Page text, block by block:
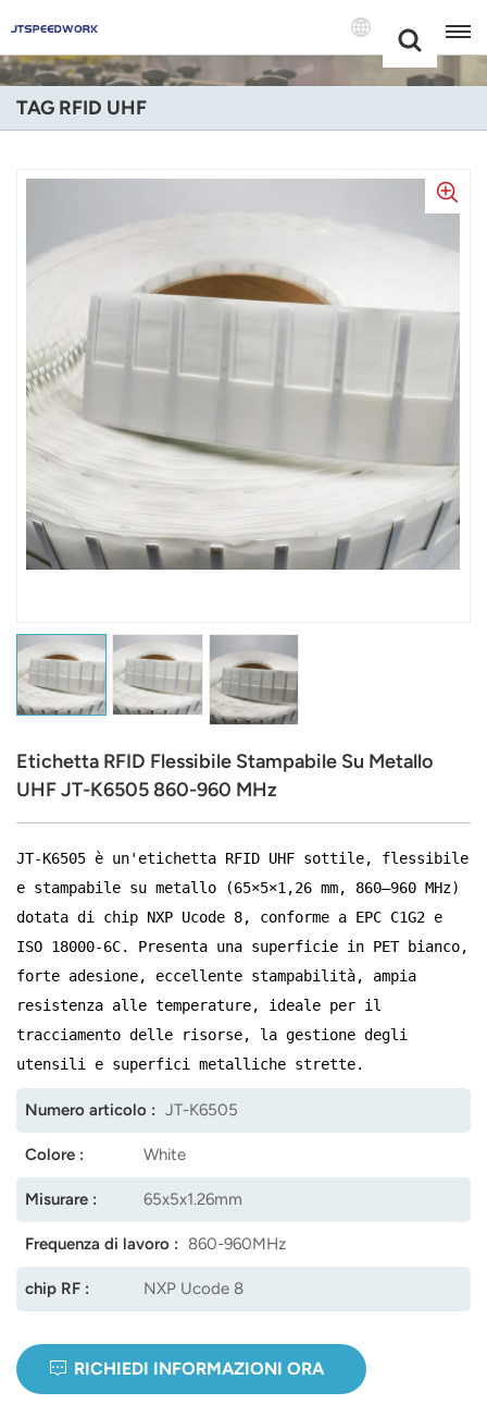
+86 -18681515767
English
Français
Русский
Español
Nederland
日语
Türk
Ελληνικά
Melayu
Polski
แบบไทย
Tiếng Việt
Indonesia
norsk
magyar
TAG RFID UHF
Etichetta RFID Flessibile Stampabile Su Metallo
UHF JT-K6505 860-960 MHz
JT-K6505 è un'etichetta RFID UHF sottile, flessibile
e stampabile su metallo (65×5×1,26 mm, 860–960 MHz)
dotata di chip NXP Ucode 8, conforme a EPC C1G2 e
ISO 18000-6C. Presenta una superficie in PET bianco,
forte adesione, eccellente stampabilità, ampia
resistenza alle temperature, ideale per il
tracciamento delle risorse, la gestione degli
utensili e superfici metalliche strette.
Numero articolo : JT-K6505
Colore : White
Misurare : 65x5x1.26mm
Frequenza di lavoro : 860-960MHz
chip RF : NXP Ucode 8
RICHIEDI INFORMAZIONI ORA